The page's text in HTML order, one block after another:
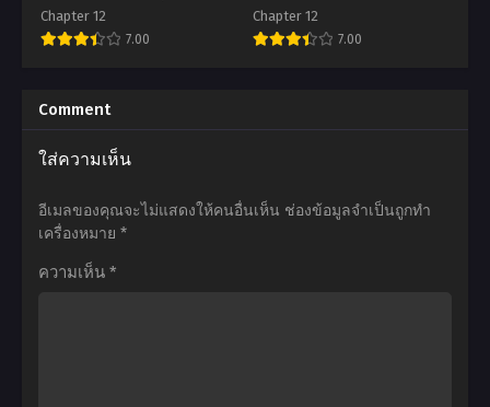
เกิด
ใหม่
ก็
เป็น
สไลม์
ซะ
ฝัน
รัก
สุด
กับ
ดะ
ไม่ต้องเด่น ขอแค่เป็นเทพใน
เงา ตอนที่1-12 พากย์ไทย+ซับ
ไทย
Chapter 12
7.00
นิ
เมะ
Kage
Jitsuryokusha
Naritakute!
วิปริตกับเมดสาวรอบจัด ภาค 2
ตอนที่1-12 ซับไทย
Chapter 12
7.00
เมะ
Bocchan
Comment
ใส่ความเห็น
อีเมลของคุณจะไม่แสดงให้คนอื่นเห็น ช่องข้อมูลจำเป็นถูกทำ
เครื่องหมาย *
ความเห็น *